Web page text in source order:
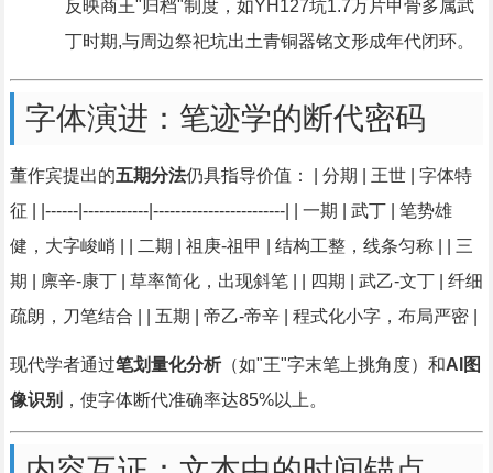
反映商王"归档"制度，如YH127坑1.7万片甲骨多属武
丁时期,与周边祭祀坑出土青铜器铭文形成年代闭环。
字体演进：笔迹学的断代密码
董作宾提出的五期分法仍具指导价值： | 分期 | 王世 | 字体特
征 | |------|------------|------------------------| | 一期 | 武丁 | 笔势雄
健，大字峻峭 | | 二期 | 祖庚-祖甲 | 结构工整，线条匀称 | | 三
期 | 廪辛-康丁 | 草率简化，出现斜笔 | | 四期 | 武乙-文丁 | 纤细
疏朗，刀笔结合 | | 五期 | 帝乙-帝辛 | 程式化小字，布局严密 |
现代学者通过笔划量化分析（如"王"字末笔上挑角度）和AI图
像识别 ，使字体断代准确率达85%以上。